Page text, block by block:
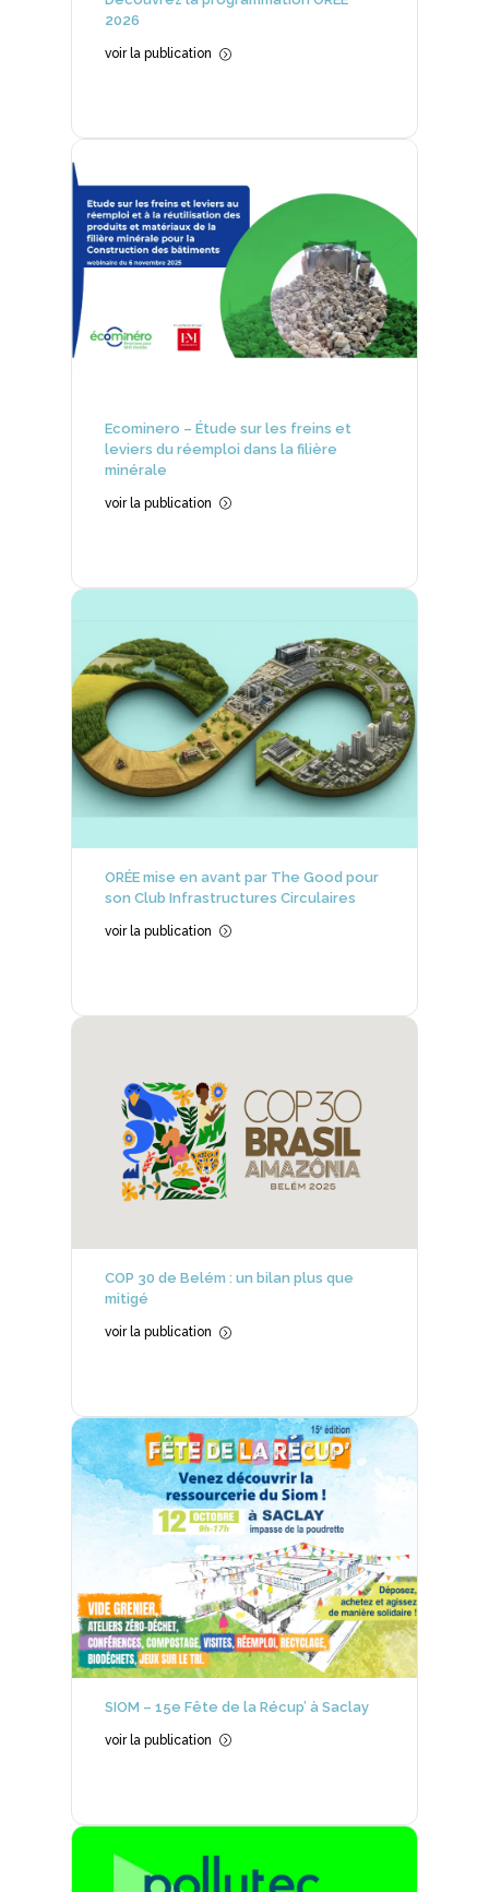
2026
voir la publication =
Ecominero – Étude sur les freins et
leviers du réemploi dans la filière
minérale
voir la publication =
ORÉE mise en avant par The Good pour
son Club Infrastructures Circulaires
voir la publication =
COP 30 de Belém : un bilan plus que
mitigé
voir la publication =
SIOM – 15e Fête de la Récup’ à Saclay
voir la publication =